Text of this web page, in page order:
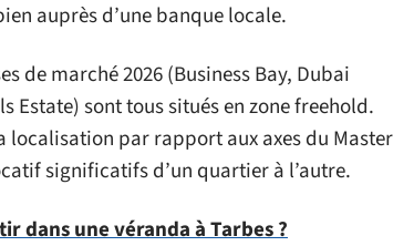
auprès d’une banque locale.
de marché 2026 (Business Bay, Dubai
sont tous situés en zone freehold.
localisation par rapport aux axes du Master
significatifs d’un quartier à l’autre.
dans une véranda à Tarbes ?